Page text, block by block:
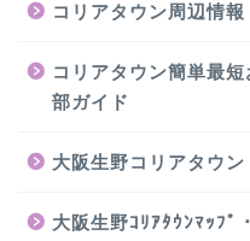
コリアタウン周辺情報
コリアタウン簡単最
部ガイド
大阪生野コリアタウン
大阪生野ｺﾘｱﾀｳﾝﾏｯﾌﾟ